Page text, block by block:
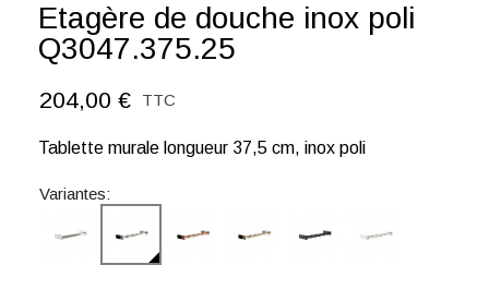
Etagère de douche inox poli
Q3047.375.25
204,00 € TTC
Tablette murale longueur 37,5 cm, inox poli
Variantes: